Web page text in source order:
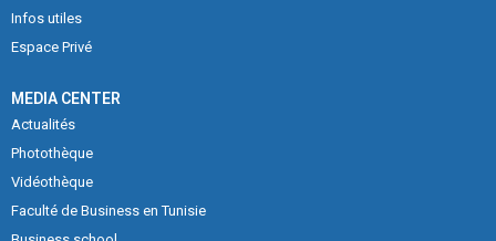
Infos utiles
Espace Privé
MEDIA CENTER
Actualités
Photothèque
Vidéothèque
Faculté de Business en Tunisie